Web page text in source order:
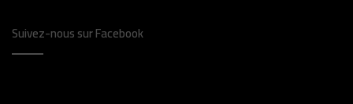
Suivez-nous sur Facebook